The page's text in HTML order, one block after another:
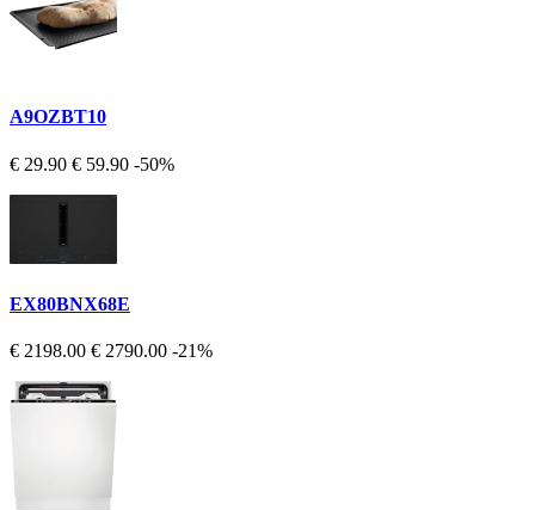
A9OZBT10
€ 29.90 € 59.90 -50%
EX80BNX68E
€ 2198.00 € 2790.00 -21%